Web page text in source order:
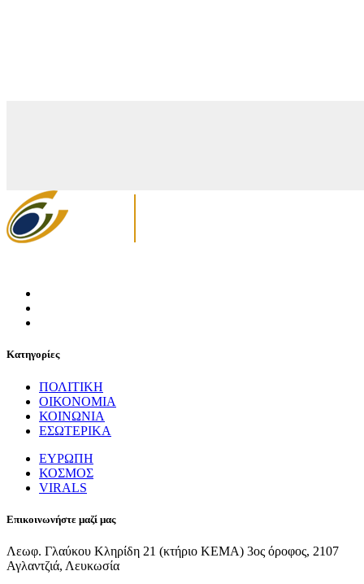
Κατηγορίες
ΠΟΛΙΤΙΚΗ
ΟΙΚΟΝΟΜΙΑ
ΚΟΙΝΩΝΙΑ
ΕΣΩΤΕΡΙΚΑ
ΕΥΡΩΠΗ
ΚΟΣΜΟΣ
VIRALS
Επικοινωνήστε μαζί μας
Λεωφ. Γλαύκου Κληρίδη 21 (κτήριο ΚΕΜΑ) 3ος όροφος, 2107
Αγλαντζιά, Λευκωσία